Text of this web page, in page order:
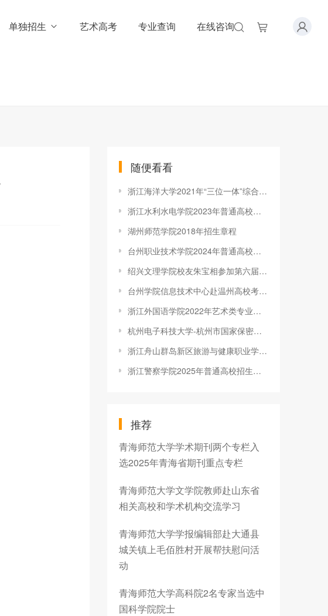
单独招生 艺术高考 专业查询 在线咨询
随便看看
浙江海洋大学2021年“三位一体”综合评价招生章程
浙江水利水电学院2023年普通高校招生章程
湖州师范学院2018年招生章程
台州职业技术学院2024年普通高校招生章程
绍兴文理学院校友朱宝相参加第六届阿联酋全球特警挑战赛勇夺总冠军
台州学院信息技术中心赴温州高校考察交流
浙江外国语学院2022年艺术类专业招生章程
杭州电子科技大学-杭州市国家保密局产教融合基地揭牌
浙江舟山群岛新区旅游与健康职业学院2020年招生章程
浙江警察学院2025年普通高校招生章程
推荐
青海师范大学学术期刊两个专栏入
选2025年青海省期刊重点专栏
青海师范大学文学院教师赴山东省
相关高校和学术机构交流学习
青海师范大学学报编辑部赴大通县
城关镇上毛佰胜村开展帮扶慰问活
动
青海师范大学高科院2名专家当选中
国科学院院士